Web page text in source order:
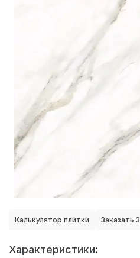
Калькулятор плитки Заказать
Характеристики: